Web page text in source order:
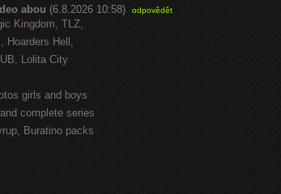
abou (6.8.2026 10:58) odpovědět
Kingdom, TLZ,
Hoarders Hell,
Lolita City
girls and boys
complete series
Buratino packs